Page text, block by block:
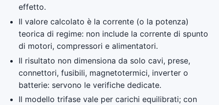
effetto.
Il valore calcolato è la corrente (o la potenza)
teorica di regime: non include la corrente di spunto
di motori, compressori e alimentatori.
Il risultato non dimensiona da solo cavi, prese,
connettori, fusibili, magnetotermici, inverter o
batterie: servono le verifiche dedicate.
Il modello trifase vale per carichi equilibrati; con